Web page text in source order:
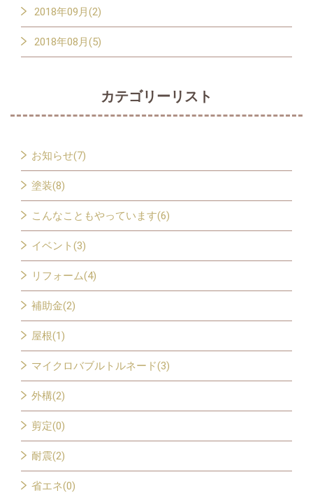
2018年09月(2)
2018年08月(5)
カテゴリーリスト
お知らせ(7)
塗装(8)
こんなこともやっています(6)
イベント(3)
リフォーム(4)
補助金(2)
屋根(1)
マイクロバブルトルネード(3)
外構(2)
剪定(0)
耐震(2)
省エネ(0)